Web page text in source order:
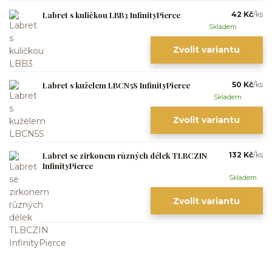
Labret s kuličkou LBB3 InfinityPierce 42 Kč/ks
Skladem
Zvolit variantu
Labret s kuželem LBCN5S InfinityPierce 50 Kč/ks
Skladem
Zvolit variantu
Labret se zirkonem různých délek TLBCZIN
InfinityPierce
132 Kč/ks
Skladem
Zvolit variantu